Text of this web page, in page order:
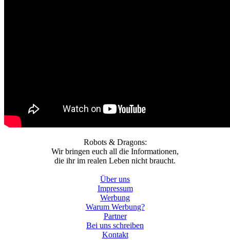
Robots & Dragons:
Wir bringen euch all die Informationen,
die ihr im realen Leben nicht braucht.
Über uns
Impressum
Werbung
Warum Werbung?
Partner
Bei uns schreiben
Kontakt